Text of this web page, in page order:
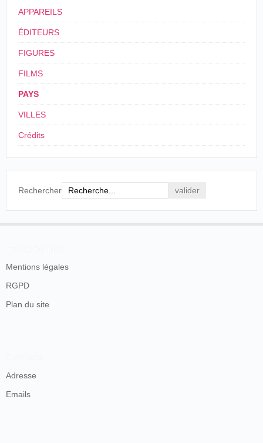
APPAREILS
ÉDITEURS
FIGURES
FILMS
PAYS
VILLES
Crédits
Rechercher
Mentions légales
RGPD
Plan du site
Adresse
Emails